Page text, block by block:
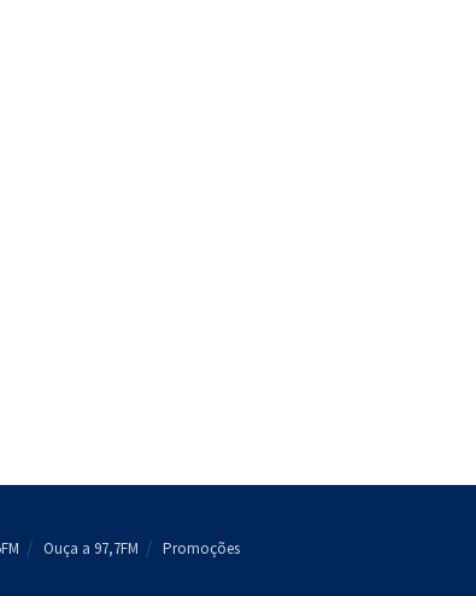
Ouça a 97,7FM Promoções